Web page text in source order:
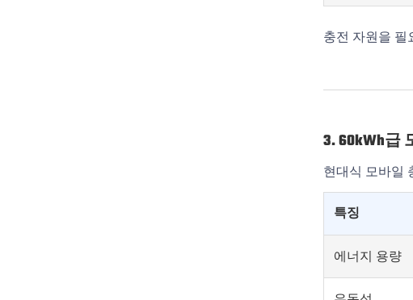
충전 자원을
3. 60kWh급
현대식 모바일
특징
에너지 용량